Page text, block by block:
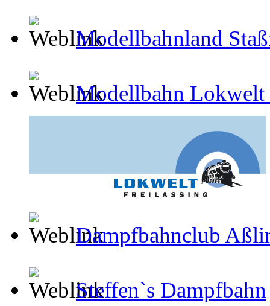
Modellbahnland
Modellbahn Lokwelt
Dampfbahnclub
Steffen`s Dampfbahn